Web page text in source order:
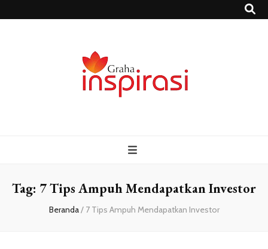
– Media
Informasi
Tag: 7 Tips Ampuh Mendapatkan Investor
Beranda/ 7 Tips Ampuh Mendapatkan Investor